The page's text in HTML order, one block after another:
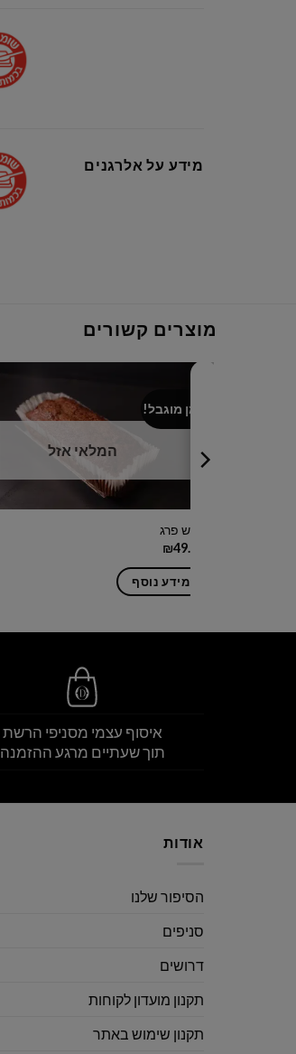
מידע על אלרגנים
מוצרים קשורים
לזמן מוגבל!
המלאי אזל
דבש פרג
₪49.00
מידע נוסף
איסוף עצמי מסניפי הרשת
תוך שעתיים מרגע ההזמנה
אודות
הסיפור שלנו
סניפים
דרושים
תקנון מועדון לקוחות
תקנון שימוש באתר